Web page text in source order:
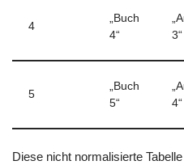
4
„Buch
4“
3“
5
„Buch
5“
4“
Diese nicht normalisierte